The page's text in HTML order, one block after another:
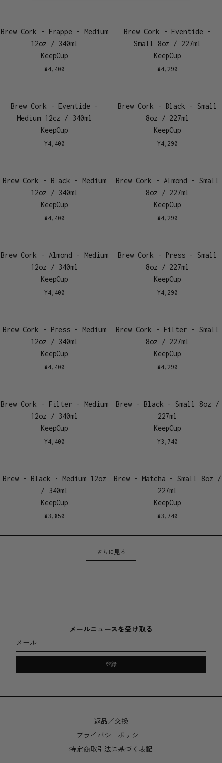
Brew Cork - Frappe - Medium
12oz / 340ml
KeepCup
¥4,400
Brew Cork - Eventide -
Small 8oz / 227ml
KeepCup
¥4,290
Brew Cork - Eventide -
Medium 12oz / 340ml
KeepCup
¥4,400
Brew Cork - Black - Small
8oz / 227ml
KeepCup
¥4,290
Brew Cork - Black - Medium
12oz / 340ml
KeepCup
¥4,400
Brew Cork - Almond - Small
8oz / 227ml
KeepCup
¥4,290
Brew Cork - Almond - Medium
12oz / 340ml
KeepCup
¥4,400
Brew Cork - Press - Small
8oz / 227ml
KeepCup
¥4,290
Brew Cork - Press - Medium
12oz / 340ml
KeepCup
¥4,400
Brew Cork - Filter - Small
8oz / 227ml
KeepCup
¥4,290
Brew Cork - Filter - Medium
12oz / 340ml
KeepCup
¥4,400
Brew - Black - Small 8oz /
227ml
KeepCup
¥3,740
Brew - Black - Medium 12oz
/ 340ml
KeepCup
¥3,850
Brew - Matcha - Small 8oz /
227ml
KeepCup
¥3,740
さらに見る
メールニュースを受け取る
メール
登録
返品／交換
プライバシーポリシー
特定商取引法に基づく表記